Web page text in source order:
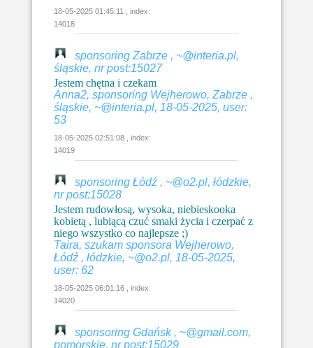
18-05-2025 01:45:11 , index:
14018
sponsoring Zabrze , ~@interia.pl,
śląskie, nr post:15027
Jestem chętna i czekam
Anna2, sponsoring Wejherowo, Zabrze ,
śląskie, ~@interia.pl, 18-05-2025, user:
53
18-05-2025 02:51:08 , index:
14019
sponsoring Łódź , ~@o2.pl, łódzkie,
nr post:15028
Jestem rudowłosą, wysoka, niebieskooka
kobietą , lubiącą czuć smaki życia i czerpać z
niego wszystko co najlepsze ;)
Taira, szukam sponsora Wejherowo,
Łódź , łódzkie, ~@o2.pl, 18-05-2025,
user: 62
18-05-2025 06:01:16 , index:
14020
sponsoring Gdańsk , ~@gmail.com,
pomorskie, nr post:15029